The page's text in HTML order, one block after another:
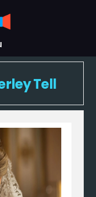
Tell